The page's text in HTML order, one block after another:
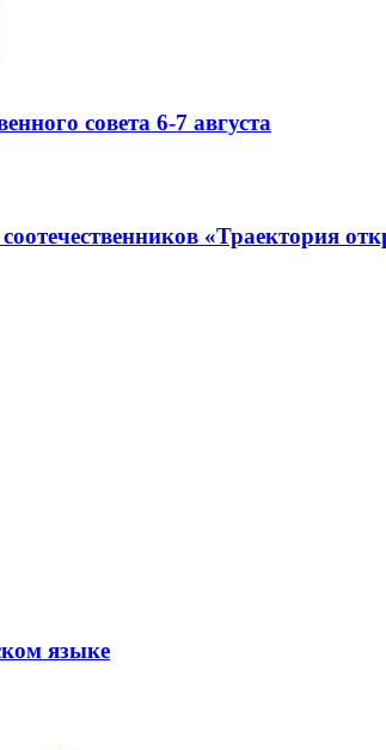
совета 6-7 августа
«Траектория
языке